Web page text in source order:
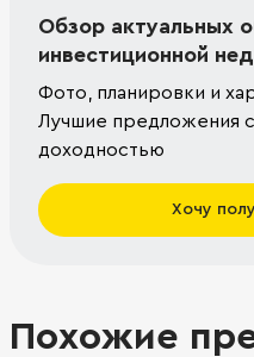
Обзор актуальных
инвестиционной
Фото, планировки и
Лучшие предложения
доходностью
Хочу
Похожие